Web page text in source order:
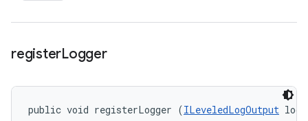
registerLogger
public void registerLogger (ILeveledLogOutput log)